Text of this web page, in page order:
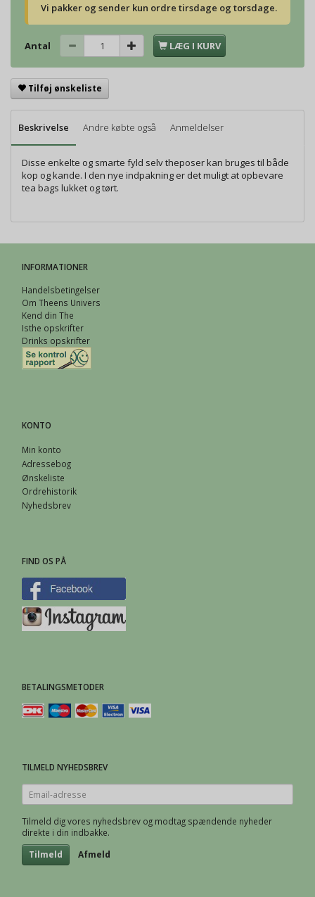
Vi pakker og sender kun ordre tirsdage og torsdage.
Antal LÆG I KURV
Tilføj ønskeliste
Beskrivelse Andre købte også Anmeldelser
Disse enkelte og smarte fyld selv theposer kan bruges til både
kop og kande. I den nye indpakning er det muligt at opbevare
tea bags lukket og tørt.
INFORMATIONER
Handelsbetingelser
Om Theens Univers
Kend din The
Isthe opskrifter
Drinks opskrifter
KONTO
Min konto
Adressebog
Ønskeliste
Ordrehistorik
Nyhedsbrev
FIND OS PÅ
BETALINGSMETODER
TILMELD NYHEDSBREV
Email-
adresse
Tilmeld dig vores nyhedsbrev og modtag spændende nyheder
direkte i din indbakke.
Tilmeld Afmeld